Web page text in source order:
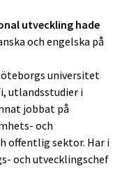
utveckling hade
och engelska på
universitet
utlandsstudier i
jobbat på
och
offentlig sektor. Har i
och utvecklingschef